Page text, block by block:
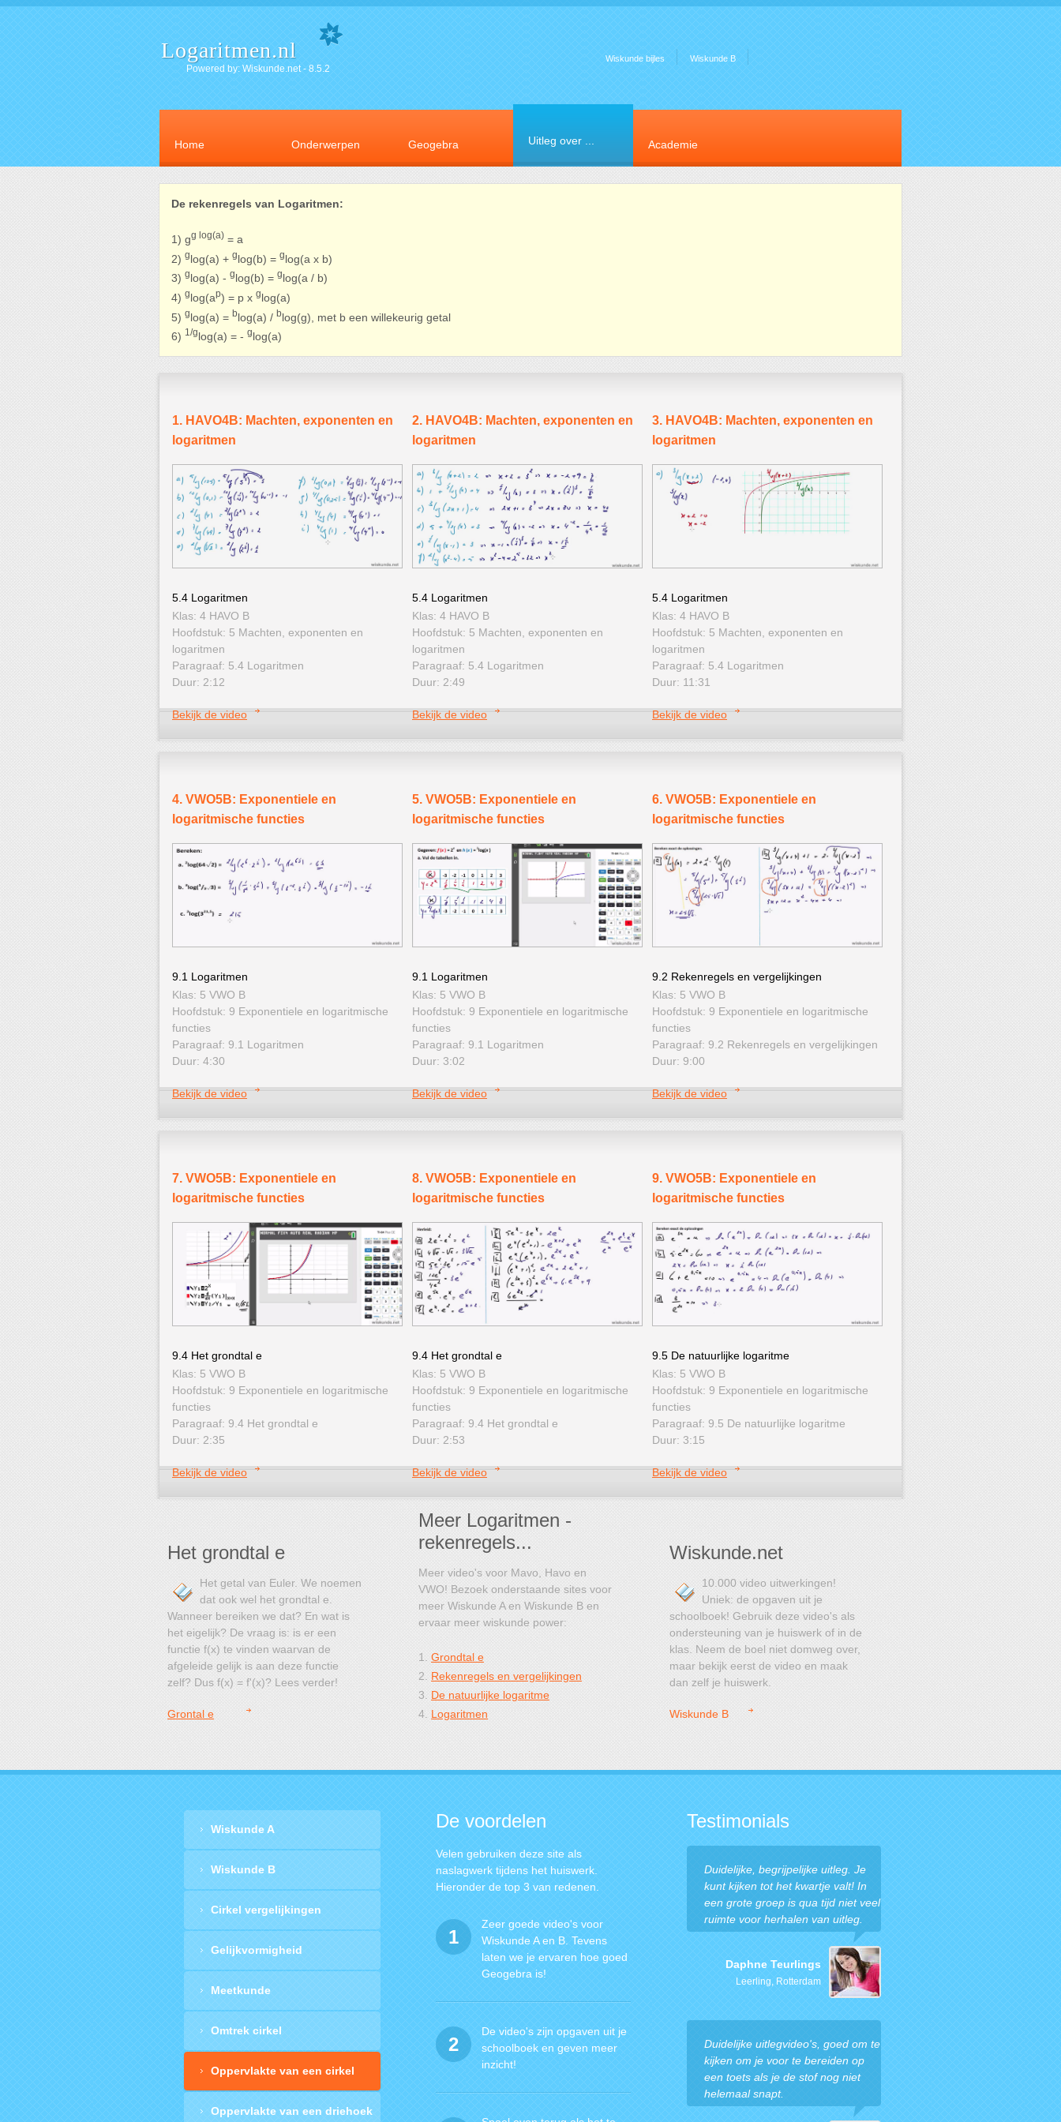
Logaritmen.nl
Powered by: Wiskunde.net - 8.5.2
Wiskunde bijles Wiskunde B
Home Onderwerpen Geogebra Uitleg over ... Academie
De rekenregels van Logaritmen:
1) gg log(a) = a
2) glog(a) + glog(b) = glog(a x b)
3) glog(a) - glog(b) = glog(a / b)
4) glog(ap) = p x glog(a)
5) glog(a) = blog(a) / blog(g), met b een willekeurig getal
6) 1/glog(a) = - glog(a)
1. HAVO4B: Machten, exponenten en
logaritmen
5.4 Logaritmen
Klas: 4 HAVO B
Hoofdstuk: 5 Machten, exponenten en
logaritmen
Paragraaf: 5.4 Logaritmen
Duur: 2:12
Bekijk de video
2. HAVO4B: Machten, exponenten en
logaritmen
5.4 Logaritmen
Klas: 4 HAVO B
Hoofdstuk: 5 Machten, exponenten en
logaritmen
Paragraaf: 5.4 Logaritmen
Duur: 2:49
Bekijk de video
3. HAVO4B: Machten, exponenten en
logaritmen
5.4 Logaritmen
Klas: 4 HAVO B
Hoofdstuk: 5 Machten, exponenten en
logaritmen
Paragraaf: 5.4 Logaritmen
Duur: 11:31
Bekijk de video
4. VWO5B: Exponentiele en
logaritmische functies
9.1 Logaritmen
Klas: 5 VWO B
Hoofdstuk: 9 Exponentiele en logaritmische
functies
Paragraaf: 9.1 Logaritmen
Duur: 4:30
Bekijk de video
5. VWO5B: Exponentiele en
logaritmische functies
9.1 Logaritmen
Klas: 5 VWO B
Hoofdstuk: 9 Exponentiele en logaritmische
functies
Paragraaf: 9.1 Logaritmen
Duur: 3:02
Bekijk de video
6. VWO5B: Exponentiele en
logaritmische functies
9.2 Rekenregels en vergelijkingen
Klas: 5 VWO B
Hoofdstuk: 9 Exponentiele en logaritmische
functies
Paragraaf: 9.2 Rekenregels en vergelijkingen
Duur: 9:00
Bekijk de video
7. VWO5B: Exponentiele en
logaritmische functies
9.4 Het grondtal e
Klas: 5 VWO B
Hoofdstuk: 9 Exponentiele en logaritmische
functies
Paragraaf: 9.4 Het grondtal e
Duur: 2:35
Bekijk de video
8. VWO5B: Exponentiele en
logaritmische functies
9.4 Het grondtal e
Klas: 5 VWO B
Hoofdstuk: 9 Exponentiele en logaritmische
functies
Paragraaf: 9.4 Het grondtal e
Duur: 2:53
Bekijk de video
9. VWO5B: Exponentiele en
logaritmische functies
9.5 De natuurlijke logaritme
Klas: 5 VWO B
Hoofdstuk: 9 Exponentiele en logaritmische
functies
Paragraaf: 9.5 De natuurlijke logaritme
Duur: 3:15
Bekijk de video
Het grondtal e
Het getal van Euler. We noemen
dat ook wel het grondtal e.
Wanneer bereiken we dat? En wat is
het eigelijk? De vraag is: is er een
functie f(x) te vinden waarvan de
afgeleide gelijk is aan deze functie
zelf? Dus f(x) = f'(x)? Lees verder!
Grontal e
Meer Logaritmen -
rekenregels...
Meer video's voor Mavo, Havo en
VWO! Bezoek onderstaande sites voor
meer Wiskunde A en Wiskunde B en
ervaar meer wiskunde power:
1. Grondtal e
2. Rekenregels en vergelijkingen
3. De natuurlijke logaritme
4. Logaritmen
Wiskunde.net
10.000 video uitwerkingen!
Uniek: de opgaven uit je
schoolboek! Gebruik deze video's als
ondersteuning van je huiswerk of in de
klas. Neem de boel niet domweg over,
maar bekijk eerst de video en maak
dan zelf je huiswerk.
Wiskunde B
Wiskunde A
Wiskunde B
Cirkel vergelijkingen
Gelijkvormigheid
Meetkunde
Omtrek cirkel
Oppervlakte van een cirkel
Oppervlakte van een driehoek
De voordelen
Velen gebruiken deze site als
naslagwerk tijdens het huiswerk.
Hieronder de top 3 van redenen.
1
Zeer goede video's voor
Wiskunde A en B. Tevens
laten we je ervaren hoe goed
Geogebra is!
2
De video's zijn opgaven uit je
schoolboek en geven meer
inzicht!
Testimonials
Duidelijke, begrijpelijke uitleg. Je
kunt kijken tot het kwartje valt! In
een grote groep is qua tijd niet veel
ruimte voor herhalen van uitleg.
Daphne Teurlings
Leerling, Rotterdam
Duidelijke uitlegvideo's, goed om te
kijken om je voor te bereiden op
een toets als je de stof nog niet
helemaal snapt.